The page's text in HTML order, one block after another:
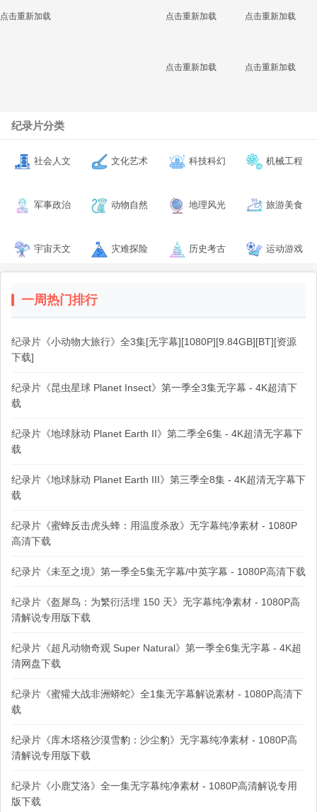
点击重新加载 点击重新加载 点击重新加载
点击重新加载 点击重新加载
纪录片分类
社会人文 文化艺术 科技科幻 机械工程
军事政治 动物自然 地理风光 旅游美食
宇宙天文 灾难探险 历史考古 运动游戏
一周热门排行
纪录片《小动物大旅行》全3集[无字幕][1080P][9.84GB][BT][资源
下载]
纪录片《昆虫星球 Planet Insect》第一季全3集无字幕 - 4K超清下
载
纪录片《地球脉动 Planet Earth II》第二季全6集 - 4K超清无字幕下
载
纪录片《地球脉动 Planet Earth III》第三季全8集 - 4K超清无字幕下
载
纪录片《蜜蜂反击虎头蜂：用温度杀敌》无字幕纯净素材 - 1080P
高清下载
纪录片《未至之境》第一季全5集无字幕/中英字幕 - 1080P高清下载
纪录片《盔犀鸟：为繁衍活埋 150 天》无字幕纯净素材 - 1080P高
清解说专用版下载
纪录片《超凡动物奇观 Super Natural》第一季全6集无字幕 - 4K超
清网盘下载
纪录片《蜜獾大战非洲蟒蛇》全1集无字幕解说素材 - 1080P高清下
载
纪录片《库木塔格沙漠雪豹：沙尘豹》无字幕纯净素材 - 1080P高
清解说专用版下载
纪录片《小鹿艾洛》全一集无字幕纯净素材 - 1080P高清解说专用
版下载